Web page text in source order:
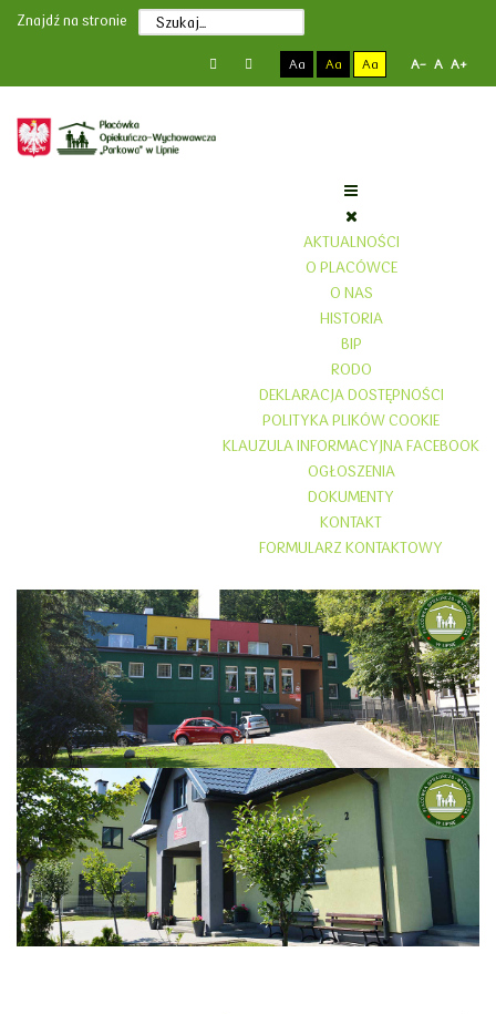
Znajdź na stronie
Aa Aa Aa A- A A+
AKTUALNOŚCI
O PLACÓWCE
O NAS
HISTORIA
BIP
RODO
DEKLARACJA DOSTĘPNOŚCI
POLITYKA PLIKÓW COOKIE
KLAUZULA INFORMACYJNA FACEBOOK
OGŁOSZENIA
DOKUMENTY
KONTAKT
FORMULARZ KONTAKTOWY
rokmiesiąc
rokmiesiąc